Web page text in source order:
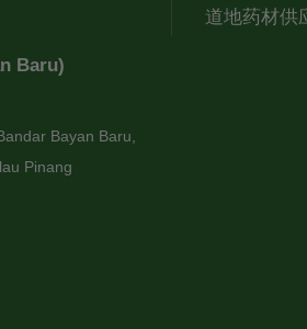
Baru)
Bayan Baru,
Pinang
道地药材供